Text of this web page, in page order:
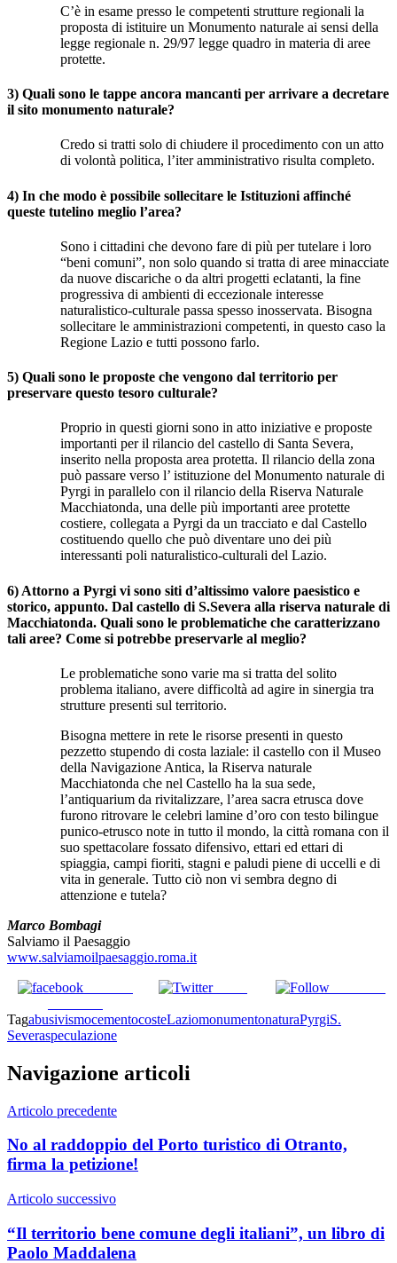
C’è in esame presso le competenti strutture regionali la
proposta di istituire un Monumento naturale ai sensi della
legge regionale n. 29/97 legge quadro in materia di aree
protette.
3) Quali sono le tappe ancora mancanti per arrivare a decretare
il sito monumento naturale?
Credo si tratti solo di chiudere il procedimento con un atto
di volontà politica, l’iter amministrativo risulta completo.
4) In che modo è possibile sollecitare le Istituzioni affinché
queste tutelino meglio l’area?
Sono i cittadini che devono fare di più per tutelare i loro
“beni comuni”, non solo quando si tratta di aree minacciate
da nuove discariche o da altri progetti eclatanti, la fine
progressiva di ambienti di eccezionale interesse
naturalistico-culturale passa spesso inosservata. Bisogna
sollecitare le amministrazioni competenti, in questo caso la
Regione Lazio e tutti possono farlo.
5) Quali sono le proposte che vengono dal territorio per
preservare questo tesoro culturale?
Proprio in questi giorni sono in atto iniziative e proposte
importanti per il rilancio del castello di Santa Severa,
inserito nella proposta area protetta. Il rilancio della zona
può passare verso l’ istituzione del Monumento naturale di
Pyrgi in parallelo con il rilancio della Riserva Naturale
Macchiatonda, una delle più importanti aree protette
costiere, collegata a Pyrgi da un tracciato e dal Castello
costituendo quello che può diventare uno dei più
interessanti poli naturalistico-culturali del Lazio.
6) Attorno a Pyrgi vi sono siti d’altissimo valore paesistico e
storico, appunto. Dal castello di S.Severa alla riserva naturale di
Macchiatonda. Quali sono le problematiche che caratterizzano
tali aree? Come si potrebbe preservarle al meglio?
Le problematiche sono varie ma si tratta del solito
problema italiano, avere difficoltà ad agire in sinergia tra
strutture presenti sul territorio.
Bisogna mettere in rete le risorse presenti in questo
pezzetto stupendo di costa laziale: il castello con il Museo
della Navigazione Antica, la Riserva naturale
Macchiatonda che nel Castello ha la sua sede,
l’antiquarium da rivitalizzare, l’area sacra etrusca dove
furono ritrovare le celebri lamine d’oro con testo bilingue
punico-etrusco note in tutto il mondo, la città romana con il
suo spettacolare fossato difensivo, ettari ed ettari di
spiaggia, campi fioriti, stagni e paludi piene di uccelli e di
vita in generale. Tutto ciò non vi sembra degno di
attenzione e tutela?
Marco Bombagi
Salviamo il Paesaggio
www.salviamoilpaesaggio.roma.it
Tweet
TagabusivismocementocosteLaziomonumentonaturaPyrgiS.
Severaspeculazione
Navigazione articoli
Articolo precedente
No al raddoppio del Porto turistico di Otranto,
firma la petizione!
Articolo successivo
“Il territorio bene comune degli italiani”, un libro di
Paolo Maddalena